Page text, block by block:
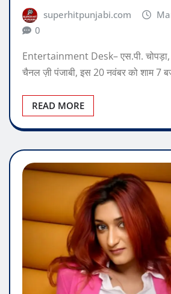
चैनल ज़ी पंजाबी, इस 20 नवंबर को शाम 7